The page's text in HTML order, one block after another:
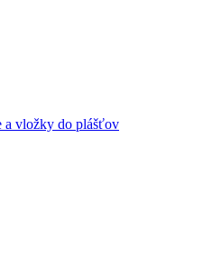
a vložky do plášťov